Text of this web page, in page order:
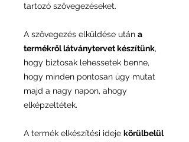
tartozó szövegezéseket.
A szövegezés elküldése után a
termékről látványtervet készítünk,
hogy biztosak lehessetek benne,
hogy minden pontosan úgy mutat
majd a nagy napon, ahogy
elképzeltétek.
A termék elkészítési ideje körülbelül